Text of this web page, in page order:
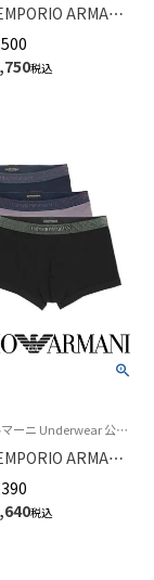
ARMANI
ベーシック
バー ボクサーパ
サイズ メンズ
税込
エンポリオ アルマーニ Underwear 公式 紳士 下着 アンダーウェア
ARMANI
TRUNK シ
ンド ボクサーパ
サイズ メンズ
税込